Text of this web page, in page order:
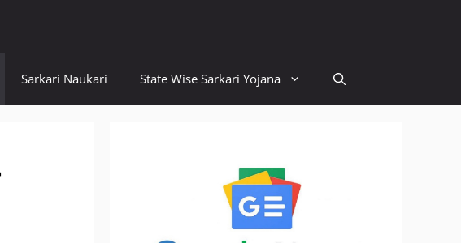
Sarkari Naukari State Wise Sarkari Yojana